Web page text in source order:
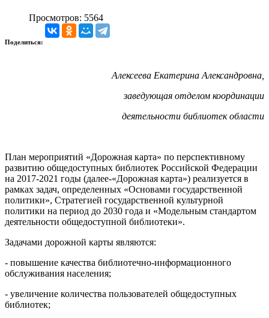
Просмотров: 5564
Поделиться:
Алексеева Екатерина Александровна,
заведующая отделом координации
деятельности библиотек области
План мероприятий «Дорожная карта» по перспективному
развитию общедоступных библиотек Российской Федерации
на 2017-2021 годы (далее-«Дорожная карта») реализуется в
рамках задач, определенных «Основами государственной
политики», Стратегией государственной культурной
политики на период до 2030 года и «Модельным стандартом
деятельности общедоступной библиотеки».
Задачами дорожной карты являются:
- повышение качества библиотечно-информационного
обслуживания населения;
- увеличение количества пользователей общедоступных
библиотек;